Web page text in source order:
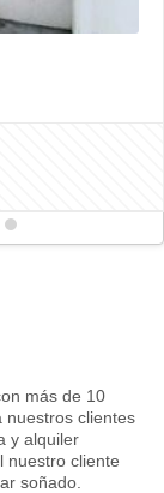
más de 10
nuestros clientes
y alquiler
nuestro cliente
soñado.